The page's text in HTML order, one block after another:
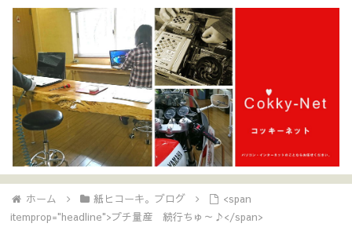
ホーム 紙ヒコーキ。ブログ
<span
itemprop="headline">プチ量産 続行ちゅ～♪</span>